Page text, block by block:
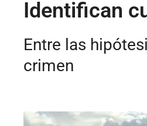
Identifican
Entre las
crimen